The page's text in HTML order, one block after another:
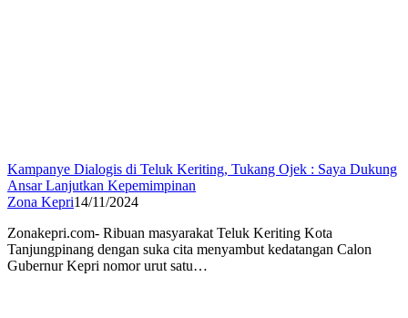
Kampanye Dialogis di Teluk Keriting, Tukang Ojek : Saya Dukung
Ansar Lanjutkan Kepemimpinan
Zona Kepri14/11/2024
Zonakepri.com- Ribuan masyarakat Teluk Keriting Kota
Tanjungpinang dengan suka cita menyambut kedatangan Calon
Gubernur Kepri nomor urut satu…